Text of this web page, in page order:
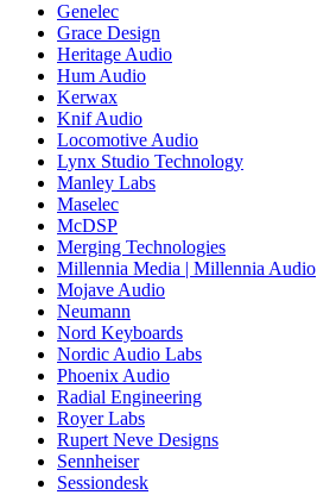
Genelec
Grace Design
Heritage Audio
Hum Audio
Kerwax
Knif Audio
Locomotive Audio
Lynx Studio Technology
Manley Labs
Maselec
McDSP
Merging Technologies
Millennia Media | Millennia Audio
Mojave Audio
Neumann
Nord Keyboards
Nordic Audio Labs
Phoenix Audio
Radial Engineering
Royer Labs
Rupert Neve Designs
Sennheiser
Sessiondesk